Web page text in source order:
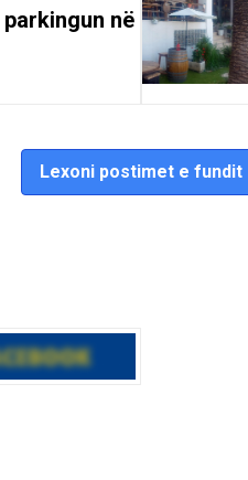
në
Lexoni postimet e fundit